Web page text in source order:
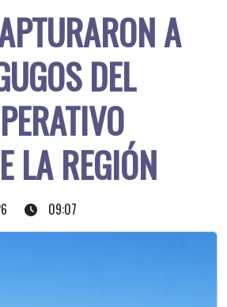
A
DEL
LA REGIÓN
09:07